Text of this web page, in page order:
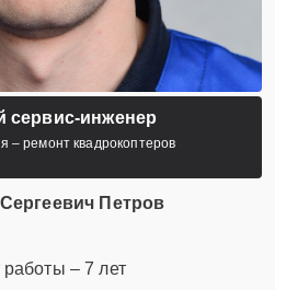
сервис-инженер
– ремонт квадрокоптеров
Петров
– 7 лет